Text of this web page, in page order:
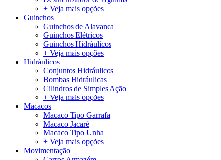
+ Veja mais opções
Guinchos
Guinchos de Alavanca
Guinchos Elétricos
Guinchos Hidráulicos
+ Veja mais opções
Hidráulicos
Conjuntos Hidráulicos
Bombas Hidráulicas
Cilindros de Simples Ação
+ Veja mais opções
Macacos
Macaco Tipo Garrafa
Macaco Jacaré
Macaco Tipo Unha
+ Veja mais opções
Movimentação